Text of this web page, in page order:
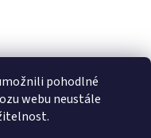
pohodlné
webu neustále